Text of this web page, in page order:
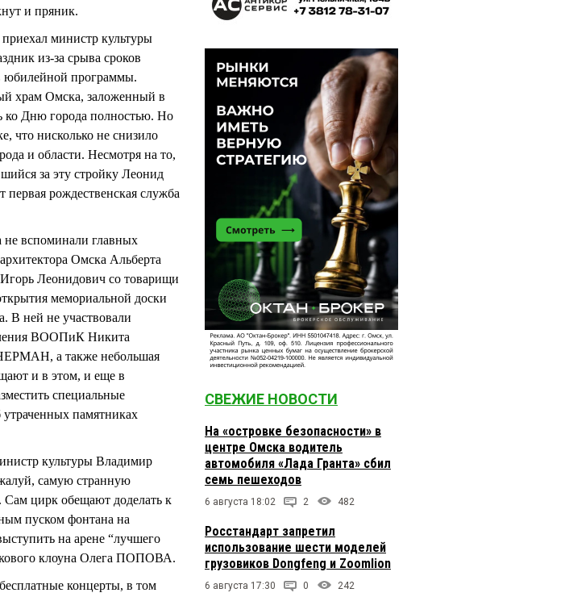
и пряник.
приехал министр культуры
из-за срыва сроков
юбилейной программы.
храм Омска, заложенный в
ко Дню города полностью. Но
что нисколько не снизило
и области. Несмотря на то,
за эту стройку Леонид
рождественская служба
не вспоминали главных
Омска Альберта
Леонидович со товарищи
мемориальной доски
В ней не участвовали
ВООПиК Никита
а также небольшая
и в этом, и еще в
специальные
памятниках
культуры Владимир
самую странную
цирк обещают доделать к
пуском фонтана на
на арене “лучшего
клоуна Олега ПОПОВА.
концерты, в том
СВЕЖИЕ НОВОСТИ
На «островке безопасности» в
центре Омска водитель
автомобиля «Лада Гранта» сбил
семь пешеходов
6 августа 18:02 2 482
Росстандарт запретил
использование шести моделей
грузовиков Dongfeng и Zoomlion
6 августа 17:30 0 242